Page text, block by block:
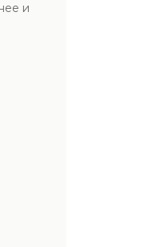
и